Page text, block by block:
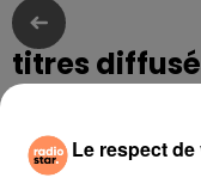
titres
12h26
12h26Le respect